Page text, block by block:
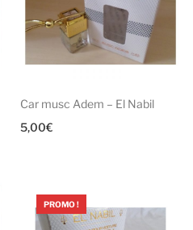
Car musc Adem – El Nabil
5,00€
PROMO !